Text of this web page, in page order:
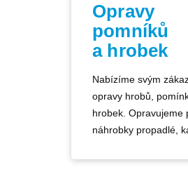
Opravy
pomníků
a hrobek
Nabízíme svým
opravy hrobů,
hrobek. Opravujeme
náhrobky propadlé,